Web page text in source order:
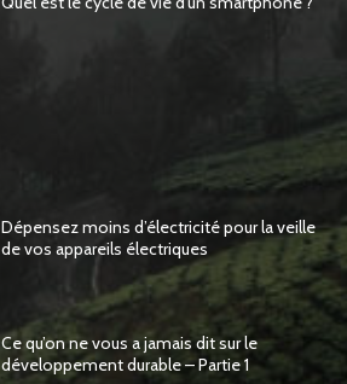
Dépensez moins d’électricité pour la veille
de vos appareils électriques
Ce qu’on ne vous a jamais dit sur le
développement durable – Partie 1